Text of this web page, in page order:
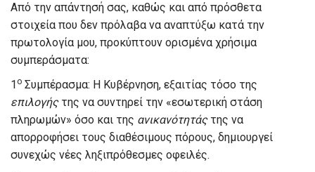
Από την απάντησή σας, καθώς και από πρόσθετα
στοιχεία που δεν πρόλαβα να αναπτύξω κατά την
πρωτολογία μου, προκύπτουν ορισμένα χρήσιμα
συμπεράσματα:
1 ο Συμπέρασμα: Η Κυβέρνηση, εξαιτίας τόσο της
επιλογήςτης να συντηρεί την «εσωτερική στάση
πληρωμών» όσο και της ανικανότητάςτης να
απορροφήσει τους διαθέσιμους πόρους, δημιουργεί
συνεχώς νέες ληξιπρόθεσμες οφειλές.